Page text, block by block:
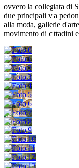
ovvero la collegiata di
due principali via
alla moda, gallerie
movimento di cittadini